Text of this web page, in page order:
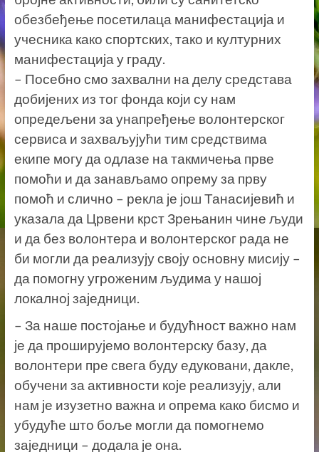
обезбеђење посетилаца манифестација и
учесника како спортских, тако и културних
манифестација у граду.
– Посебно смо захвални на делу средстава
добијених из тог фонда који су нам
опредељени за унапређење волонтерског
сервиса и захваљујући тим средствима
екипе могу да одлазе на такмичења прве
помоћи и да занављамо опрему за прву
помоћ и слично – рекла је још Танасијевић и
указала да Црвени крст Зрењанин чине људи
и да без волонтера и волонтерског рада не
би могли да реализују своју основну мисију –
да помогну угроженим људима у нашој
локалној заједници.
– За наше постојање и будућност важно нам
је да проширујемо волонтерску базу, да
волонтери пре свега буду едуковани, дакле,
обучени за активности које реализују, али
нам је изузетно важна и опрема како бисмо и
убудуће што боље могли да помогнемо
заједници – додала је она.